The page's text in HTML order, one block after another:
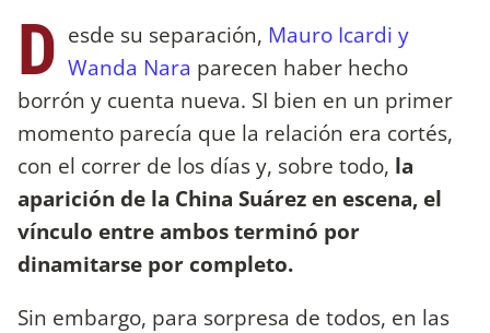
D esde su separación, Mauro Icardi y
Wanda Nara parecen haber hecho
borrón y cuenta nueva. SI bien en un primer
momento parecía que la relación era cortés,
con el correr de los días y, sobre todo, la
aparición de la China Suárez en escena, el
vínculo entre ambos terminó por
dinamitarse por completo.
Sin embargo, para sorpresa de todos, en las